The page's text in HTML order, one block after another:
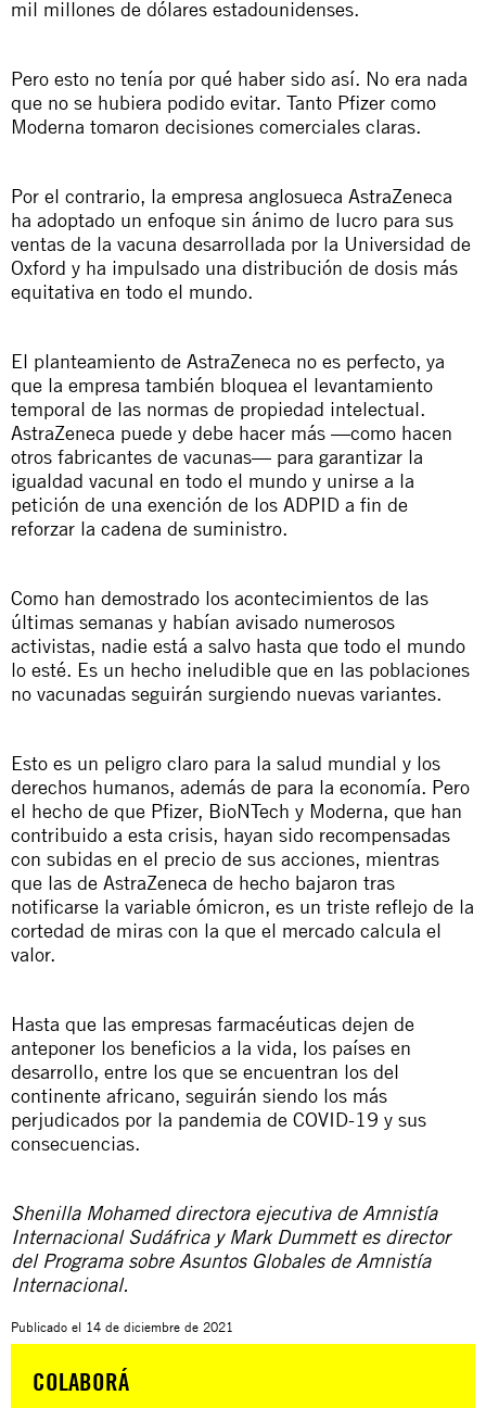
mil millones de dólares estadounidenses.
Pero esto no tenía por qué haber sido así. No era nada
que no se hubiera podido evitar. Tanto Pfizer como
Moderna tomaron decisiones comerciales claras.
Por el contrario, la empresa anglosueca AstraZeneca
ha adoptado un enfoque sin ánimo de lucro para sus
ventas de la vacuna desarrollada por la Universidad de
Oxford y ha impulsado una distribución de dosis más
equitativa en todo el mundo.
El planteamiento de AstraZeneca no es perfecto, ya
que la empresa también bloquea el levantamiento
temporal de las normas de propiedad intelectual.
AstraZeneca puede y debe hacer más —como hacen
otros fabricantes de vacunas— para garantizar la
igualdad vacunal en todo el mundo y unirse a la
petición de una exención de los ADPID a fin de
reforzar la cadena de suministro.
Como han demostrado los acontecimientos de las
últimas semanas y habían avisado numerosos
activistas, nadie está a salvo hasta que todo el mundo
lo esté. Es un hecho ineludible que en las poblaciones
no vacunadas seguirán surgiendo nuevas variantes.
Esto es un peligro claro para la salud mundial y los
derechos humanos, además de para la economía. Pero
el hecho de que Pfizer, BioNTech y Moderna, que han
contribuido a esta crisis, hayan sido recompensadas
con subidas en el precio de sus acciones, mientras
que las de AstraZeneca de hecho bajaron tras
notificarse la variable ómicron, es un triste reflejo de la
cortedad de miras con la que el mercado calcula el
valor.
Hasta que las empresas farmacéuticas dejen de
anteponer los beneficios a la vida, los países en
desarrollo, entre los que se encuentran los del
continente africano, seguirán siendo los más
perjudicados por la pandemia de COVID-19 y sus
consecuencias.
Shenilla Mohamed directora ejecutiva de Amnistía
Internacional Sudáfrica y Mark Dummett es director
del Programa sobre Asuntos Globales de Amnistía
Internacional.
Publicado el 14 de diciembre de 2021
COLABORÁ